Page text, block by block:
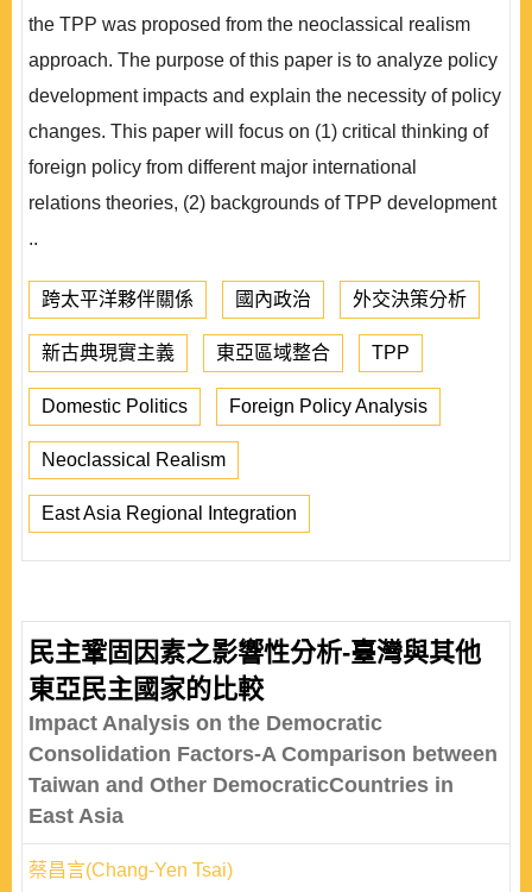
the TPP was proposed from the neoclassical realism
approach. The purpose of this paper is to analyze policy
development impacts and explain the necessity of policy
changes. This paper will focus on (1) critical thinking of
foreign policy from different major international
relations theories, (2) backgrounds of TPP development
..
跨太平洋夥伴關係 國內政治 外交決策分析
新古典現實主義 東亞區域整合 TPP
Domestic Politics Foreign Policy Analysis
Neoclassical Realism
East Asia Regional Integration
民主鞏固因素之影響性分析-臺灣與其他
東亞民主國家的比較
Impact Analysis on the Democratic
Consolidation Factors-A Comparison between
Taiwan and Other DemocraticCountries in
East Asia
蔡昌言(Chang-Yen Tsai)